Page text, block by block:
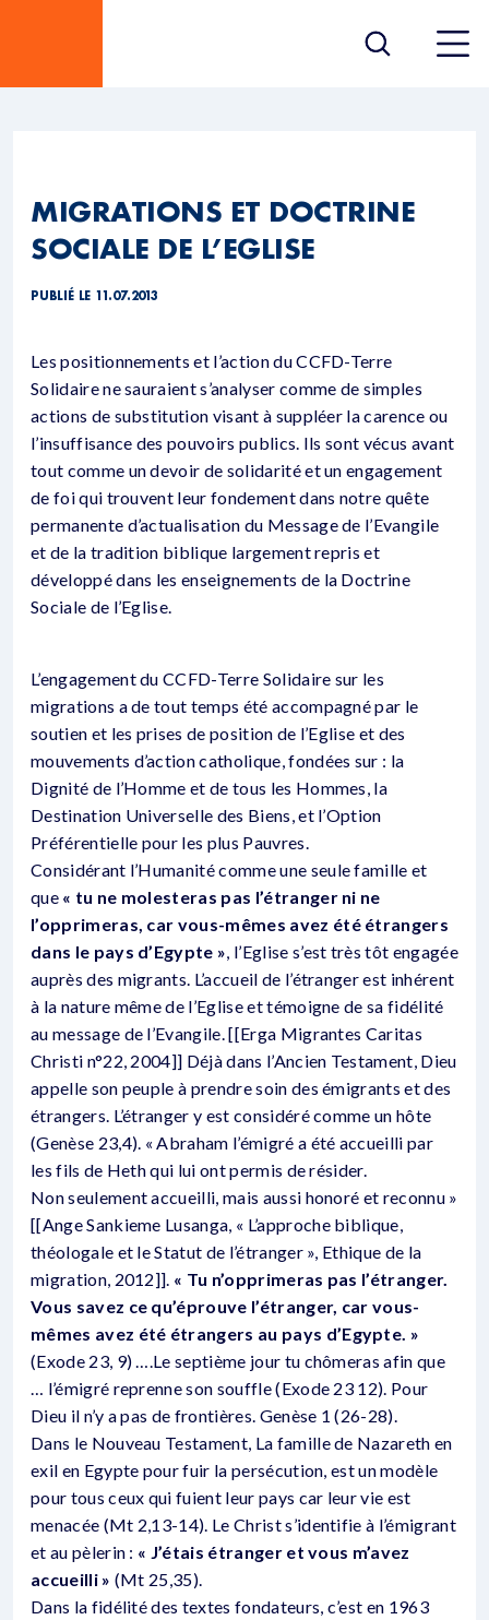
MIGRATIONS ET DOCTRINE
SOCIALE DE L’EGLISE
PUBLIÉ LE 11.07.2013
Les positionnements et l’action du CCFD-Terre
Solidaire ne sauraient s’analyser comme de simples
actions de substitution visant à suppléer la carence ou
l’insuffisance des pouvoirs publics. Ils sont vécus avant
tout comme un devoir de solidarité et un engagement
de foi qui trouvent leur fondement dans notre quête
permanente d’actualisation du Message de l’Evangile
et de la tradition biblique largement repris et
développé dans les enseignements de la Doctrine
Sociale de l’Eglise.
L’engagement du CCFD-Terre Solidaire sur les
migrations a de tout temps été accompagné par le
soutien et les prises de position de l’Eglise et des
mouvements d’action catholique, fondées sur : la
Dignité de l’Homme et de tous les Hommes, la
Destination Universelle des Biens, et l’Option
Préférentielle pour les plus Pauvres.
Considérant l’Humanité comme une seule famille et
que « tu ne molesteras pas l’étranger ni ne
l’opprimeras, car vous-mêmes avez été étrangers
dans le pays d’Egypte », l’Eglise s’est très tôt engagée
auprès des migrants. L’accueil de l’étranger est inhérent
à la nature même de l’Eglise et témoigne de sa fidélité
au message de l’Evangile. [[Erga Migrantes Caritas
Christi n°22, 2004]] Déjà dans l’Ancien Testament, Dieu
appelle son peuple à prendre soin des émigrants et des
étrangers. L’étranger y est considéré comme un hôte
(Genèse 23,4). « Abraham l’émigré a été accueilli par
les fils de Heth qui lui ont permis de résider.
Non seulement accueilli, mais aussi honoré et reconnu »
[[Ange Sankieme Lusanga, « L’approche biblique,
théologale et le Statut de l’étranger », Ethique de la
migration, 2012]]. « Tu n’opprimeras pas l’étranger.
Vous savez ce qu’éprouve l’étranger, car vous-
mêmes avez été étrangers au pays d’Egypte. »
(Exode 23, 9) ….Le septième jour tu chômeras afin que
… l’émigré reprenne son souffle (Exode 23 12). Pour
Dieu il n’y a pas de frontières. Genèse 1 (26-28).
Dans le Nouveau Testament, La famille de Nazareth en
exil en Egypte pour fuir la persécution, est un modèle
pour tous ceux qui fuient leur pays car leur vie est
menacée (Mt 2,13-14). Le Christ s’identifie à l’émigrant
et au pèlerin : « J’étais étranger et vous m’avez
accueilli » (Mt 25,35).
Dans la fidélité des textes fondateurs, c’est en 1963